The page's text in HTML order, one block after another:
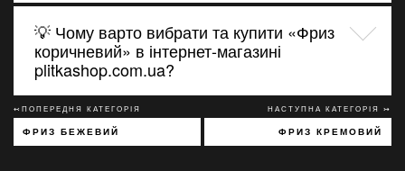
💡 Чому варто вибрати та купити «Фриз
коричневий» в інтернет-магазині
plitkashop.com.ua?
↢ПОПЕРЕДНЯ КАТЕГОРІЯ
ФРИЗ БЕЖЕВИЙ
НАСТУПНА КАТЕГОРІЯ ↣
ФРИЗ КРЕМОВИЙ